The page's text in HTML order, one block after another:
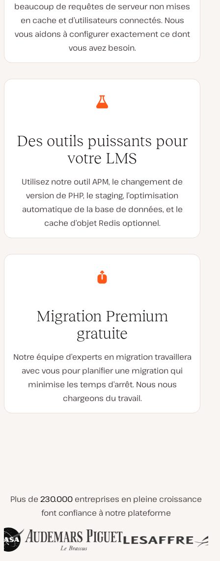
beaucoup de requêtes de serveur non mises
en cache et d’utilisateurs connectés. Nous
vous aidons à configurer exactement ce dont
vous avez besoin.
Des outils puissants pour
votre LMS
Utilisez notre outil APM, le changement de
version de PHP, le staging, l’optimisation
automatique de la base de données, et le
cache d’objet Redis optionnel.
Migration Premium
gratuite
Notre équipe d’experts en migration travaillera
avec vous pour planifier une migration qui
minimise les temps d’arrêt. Nous nous
chargeons du travail.
Plus de 230.000 entreprises en pleine croissance
font confiance à notre plateforme